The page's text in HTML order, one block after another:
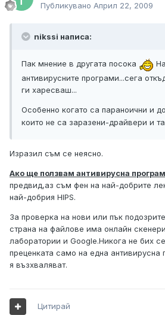
Публикувано Април 22, 2009
nikssi написа:
Пак мнение в другата посока
антивирусните програми...сега
ги харесваш...
Особенно когато са параноични и
които не са заразени-драйвери и
Изразил съм се неясно.
Ако ще ползвам антивирусна
предвид,аз съм фен на най-добрите
най-добрия HIPS.
За проверка на нови или пък
страна на файлове има онлайн
лаборатории и Google.Никога не бих
преценката само на една антивирусна
я възхваляват.
Цитирай